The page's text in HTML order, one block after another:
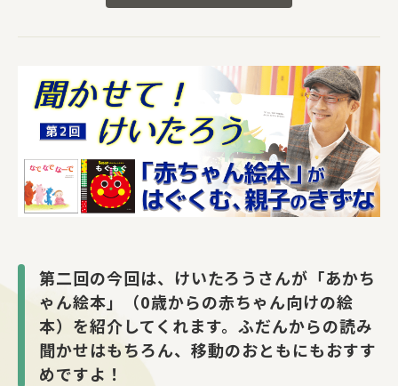
第二回の今回は、けいたろうさんが「あかち
ゃん絵本」（0歳からの赤ちゃん向けの絵
本）を紹介してくれます。ふだんからの読み
聞かせはもちろん、移動のおともにもおすす
めですよ！